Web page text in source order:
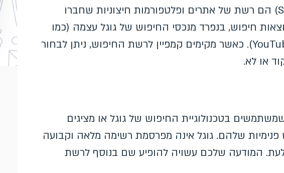
שותפי החיפוש (Search Partners) הם רשת של אתרים ופלטפורמות חיצוניות שחברו
חיפוש, בנפרד מנכסי החיפוש של גוגל עצמה (כמו
Google.com, Google Maps ו-YouTube). כאשר מקימים קמפיין לרשת החיפוש, ניתן לבחור
או לא.
בטכנולוגיית החיפוש של גוגל או מציגים
שלהם. גוגל אינה מפרסמת רשימה מלאה וקבועה
המודעה שלכם עשויה להופיע שם בנוסף לרשת